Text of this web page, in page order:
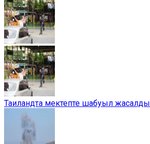
Таиландта мектепте шабуыл жасалды